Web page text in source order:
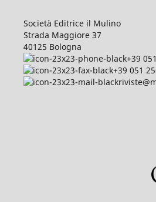
Società Editrice il Mulino
Strada Maggiore 37
40125 Bologna
+39
+39 051